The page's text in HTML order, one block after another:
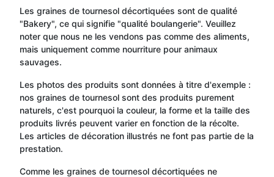
Les graines de tournesol décortiquées sont de qualité
"Bakery", ce qui signifie "qualité boulangerie". Veuillez
noter que nous ne les vendons pas comme des aliments,
mais uniquement comme nourriture pour animaux
sauvages.
Les photos des produits sont données à titre d'exemple :
nos graines de tournesol sont des produits purement
naturels, c'est pourquoi la couleur, la forme et la taille des
produits livrés peuvent varier en fonction de la récolte.
Les articles de décoration illustrés ne font pas partie de la
prestation.
Comme les graines de tournesol décortiquées ne